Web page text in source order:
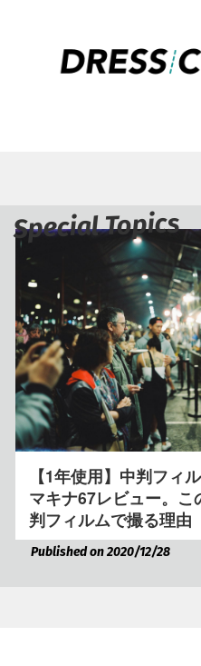
Special Topics
【1年使用】中判フィ
マキナ67レビュー。こ
判フィルムで撮る理由
Published on 2020/12/28